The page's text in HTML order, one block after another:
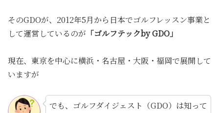
そのGDOが、2012年5月から日本でゴルフレッスン事業と
して運営しているのが 「ゴルフテックby GDO」
現在、東京を中心に横浜・名古屋・大阪・福岡で展開して
いますが
でも、ゴルフダイジェスト（GDO）は知って